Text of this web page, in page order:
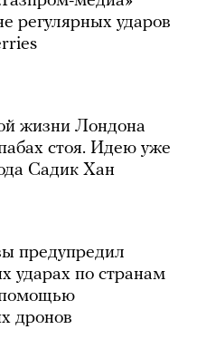
регулярных ударов
жизни Лондона
стоя. Идею уже
Садик Хан
предупредил
ударах по странам
помощью
дронов